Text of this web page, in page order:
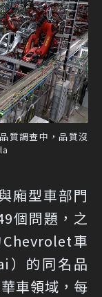
質調查中，品質沒
廂型車部門
個問題，之
車
）的同名品
車領域，每